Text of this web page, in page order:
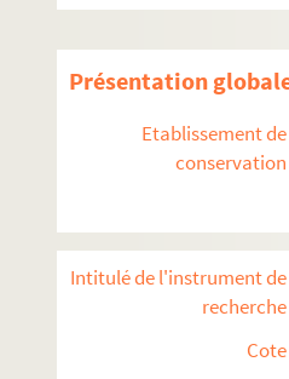
Présentation
Etablissement de
conservation
Intitulé de l'instrument de
recherche
Cote
Chab 4.1. Poèmes divers
Chab 4.3. Poèmes